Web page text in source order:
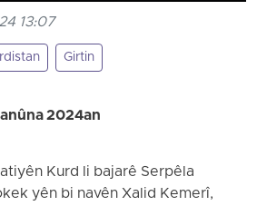
13:07
Girtin
2024an
Kurd li bajarê Serpêla
yên bi navên Xalid Kemerî,